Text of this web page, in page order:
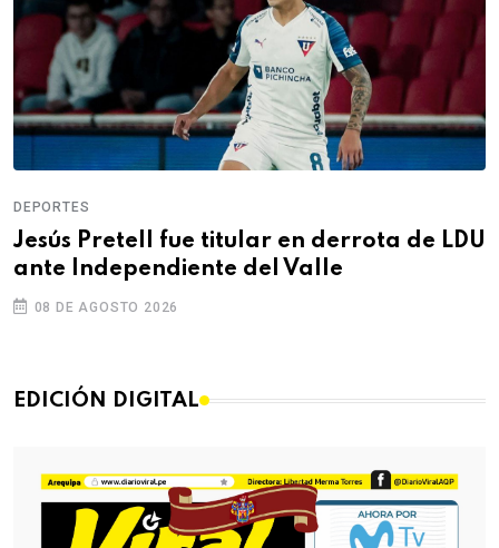
DEPORTES
Jesús Pretell fue titular en derrota de LDU
ante Independiente del Valle
08 DE AGOSTO 2026
EDICIÓN DIGITAL